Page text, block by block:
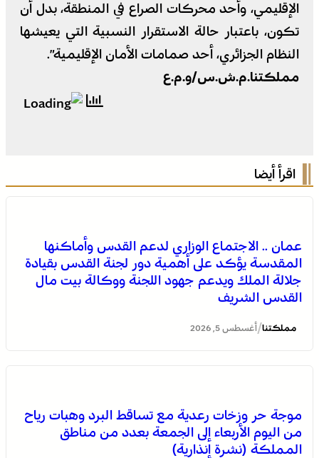
الإقليمي، وأحد محركات الصراع في المنطقة، بدل أن
تكون، باعتبار حالة الاستقرار النسبية التي يعيشها
النظام الجزائري، أحد صمامات الأمان الإقليمية”.
مملكتنا.م.ش.س/و.م.ع
اقرأ أيضا
عمان .. الاجتماع الوزاري لدعم القدس وأماكنها
المقدسة يؤكد على أهمية دور لجنة القدس بقيادة
جلالة الملك ويدعم جهود اللجنة ووكالة بيت مال
القدس الشريف
مملكتنا/ أغسطس 5, 2026
موجة حر وزخات رعدية مع تساقط البرد وهبات رياح
من اليوم الأربعاء إلى الجمعة بعدد من مناطق
المملكة (نشرة إنذارية)
العامة للأمن الوطني، يحصل على شهادة الاعتماد والمطابقة
والجودة بالمعيار الدولي “ISO/CEI 17025”